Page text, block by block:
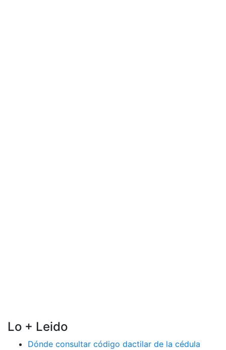
Lo + Leido
Dónde consultar código dactilar de la cédula